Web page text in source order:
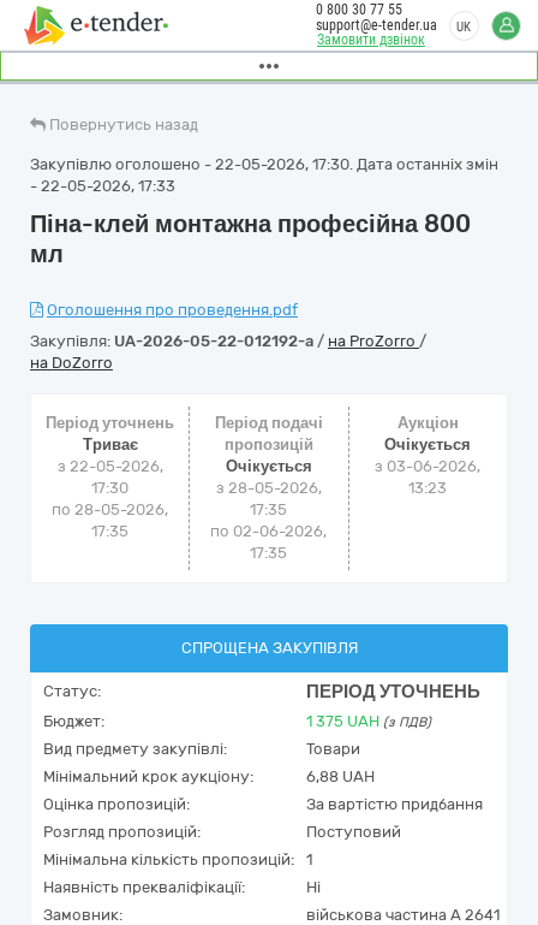
Замовити дзвінок
0 800 30 77 55
support@e-tender.ua
UK
Повернутись назад
Закупівлю оголошено - 22-05-2026, 17:30. Дата останніх змін
- 22-05-2026, 17:33
Піна-клей монтажна професійна 800
мл
Оголошення про проведення.pdf
Закупівля: UA-2026-05-22-012192-a / на ProZorro /
на DoZorro
Період уточнень
Триває
з 22-05-2026,
17:30
по 28-05-2026,
17:35
Період подачі
пропозицій
Очікується
з 28-05-2026,
17:35
по 02-06-2026,
17:35
Аукціон
Очікується
з 03-06-2026,
13:23
СПРОЩЕНА ЗАКУПІВЛЯ
Статус: ПЕРІОД УТОЧНЕНЬ
Бюджет: 1 375 UAH (з ПДВ)
Вид предмету закупівлі:
Товари
Мінімальний крок аукціону:
6,88 UAH
Оцінка пропозицій:
За вартістю придбання
Розгляд пропозицій:
Поступовий
Мінімальна кількість пропозицій:
1
Наявність прекваліфікації:
Ні
Замовник:
військова частина А 2641